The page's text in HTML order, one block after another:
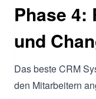
Phase 4:
und
Das beste CRM
den Mitarbeitern